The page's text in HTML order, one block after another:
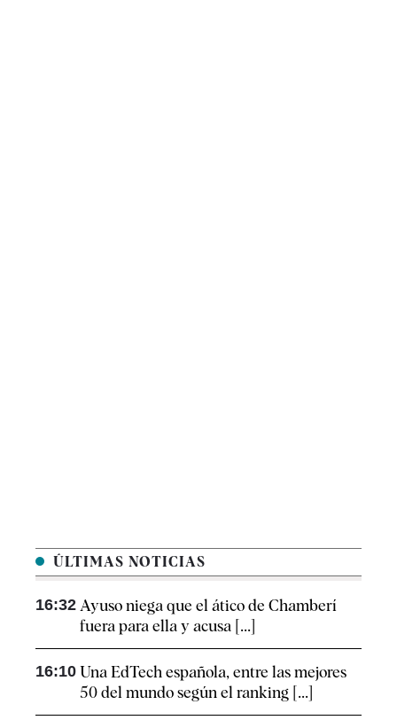
ÚLTIMAS NOTICIAS
16:32 Ayuso niega que el ático de Chamberí
fuera para ella y acusa [...]
16:10 Una EdTech española, entre las mejores
50 del mundo según el ranking [...]